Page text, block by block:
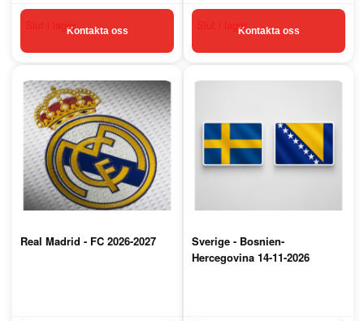
Kontakta oss Kontakta oss
Real Madrid - FC 2026-2027
Sverige - Bosnien-
Hercegovina 14-11-2026